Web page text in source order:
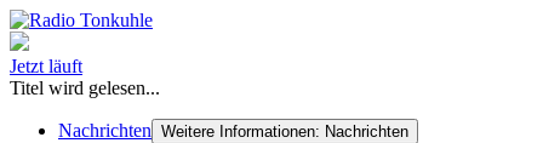
Jetzt läuft
Titel wird gelesen...
Nachrichten Weitere Informationen: Nachrichten